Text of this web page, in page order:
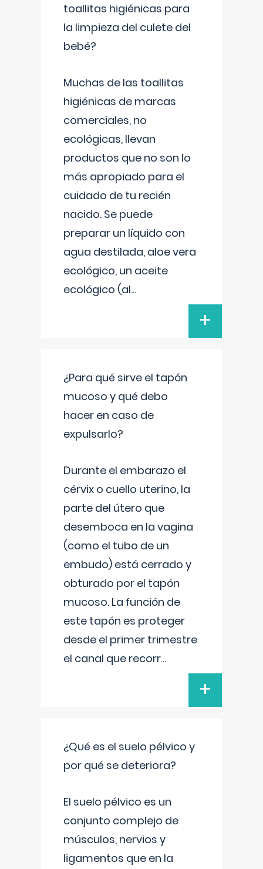
toallitas higiénicas para
la limpieza del culete del
bebé?
Muchas de las toallitas
higiénicas de marcas
comerciales, no
ecológicas, llevan
productos que no son lo
más apropiado para el
cuidado de tu recién
nacido. Se puede
preparar un líquido con
agua destilada, aloe vera
ecológico, un aceite
ecológico (al...
+
¿Para qué sirve el tapón
mucoso y qué debo
hacer en caso de
expulsarlo?
Durante el embarazo el
cérvix o cuello uterino, la
parte del útero que
desemboca en la vagina
(como el tubo de un
embudo) está cerrado y
obturado por el tapón
mucoso. La función de
este tapón es proteger
desde el primer trimestre
el canal que recorr...
+
¿Qué es el suelo pélvico y
por qué se deteriora?
El suelo pélvico es un
conjunto complejo de
músculos, nervios y
ligamentos que en la